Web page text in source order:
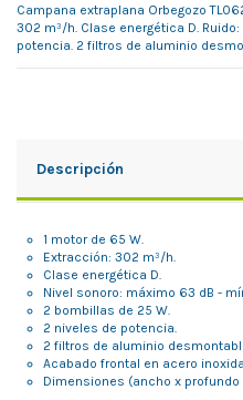
Campana extraplana Orbegozo
302 m³/h. Clase energética D.
potencia. 2 filtros de aluminio
Descripción
1 motor de 65 W.
Extracción: 302 m³/h.
Clase energética D.
Nivel sonoro: máximo 63 dB -
2 bombillas de 25 W.
2 niveles de potencia.
2 filtros de aluminio
Acabado frontal en acero
Dimensiones (ancho x